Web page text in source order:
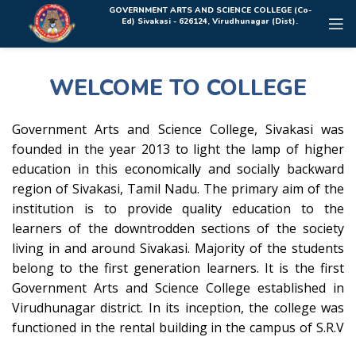
Rolex Replica Uhren DeutschlandGOVERNMENT ARTS AND SCIENCE COLLEGE (Co-
Ed) Sivakasi - 626124, Virudhunagar (Dist).
WELCOME TO COLLEGE
Government Arts and Science College, Sivakasi was
founded in the year 2013 to light the lamp of higher
education in this economically and socially backward
region of Sivakasi, Tamil Nadu. The primary aim of the
institution is to provide quality education to the
learners of the downtrodden sections of the society
living in and around Sivakasi. Majority of the students
belong to the first generation learners. It is the first
Government Arts and Science College established in
Virudhunagar district. In its inception, the college was
functioned in the rental building in the campus of S.R.V